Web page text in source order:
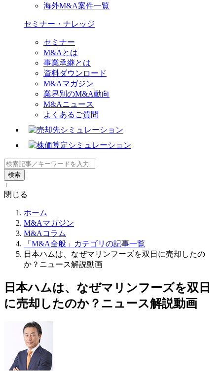
海外M&A案件一覧
セミナー・ナレッジ
セミナー
M&Aとは
事業承継とは
資料ダウンロード
M&Aマガジン
業界別のM&A動向
M&Aニュース
よくあるご質問
+
閉じる
ホーム
M&Aマガジン
M&Aコラム
「M&A全般」カテゴリの記事一覧
日本ハムは、なぜマリンフーズを双日に売却したの
か？ニュース解説動画
日本ハムは、なぜマリンフーズを双日
に売却したのか？ニュース解説動画